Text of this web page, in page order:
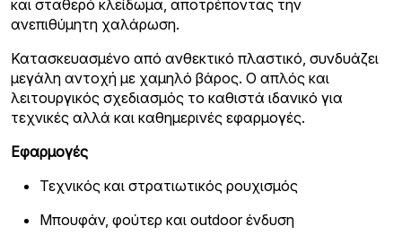
και σταθερό κλείδωμα, αποτρέποντας την
ανεπιθύμητη χαλάρωση.
Κατασκευασμένο από ανθεκτικό πλαστικό, συνδυάζει
μεγάλη αντοχή με χαμηλό βάρος. Ο απλός και
λειτουργικός σχεδιασμός το καθιστά ιδανικό για
τεχνικές αλλά και καθημερινές εφαρμογές.
Εφαρμογές
Τεχνικός και στρατιωτικός ρουχισμός
Μπουφάν, φούτερ και outdoor ένδυση